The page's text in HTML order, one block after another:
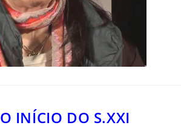
INÍCIO DO S.XXI